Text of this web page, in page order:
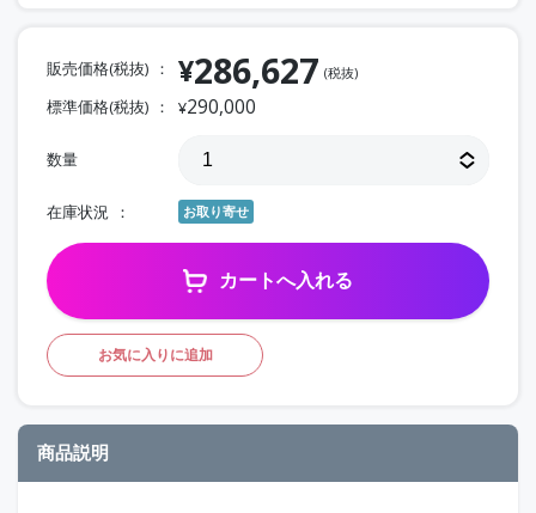
販売価格(税抜) ¥286,627 (税抜)
標準価格(税抜) ¥290,000
数量
在庫状況 お取り寄せ
カートへ入れる
お気に入りに追加
商品説明